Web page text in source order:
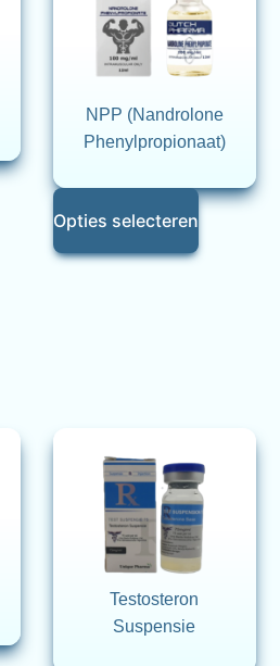
NPP (Nandrolone
Phenylpropionaat)
Opties selecteren
Testosteron
Suspensie